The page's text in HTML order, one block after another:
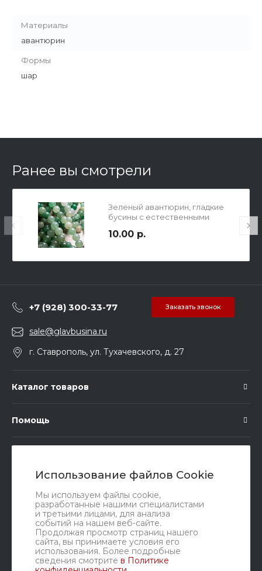
Использование файлов Cookie
Мы используем файлы cookie,
разработанные нашими специалистами
и третьими лицами, для анализа
событий на нашем веб-сайте.
Продолжая просмотр страниц нашего
сайта, вы принимаете условия его
использования. Более подробные
сведения смотрите в Политике
Материалы
авантюрин
Формы
шар
Ранее вы смотрели
Зеленый авантюрин, гладкие
бусины с естественными
отв.1,2мм
10.00 р.
+7 (928) 300-33-77 Заказать звонок
sale@glavbusina.ru
г. Ставрополь, ул. Тухачевского, д. 27
Каталог товаров
Помощь